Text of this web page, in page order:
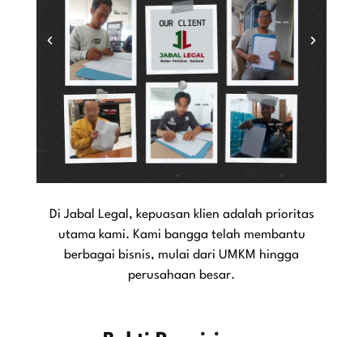
Di Jabal Legal, kepuasan klien adalah prioritas
utama kami. Kami bangga telah membantu
berbagai bisnis, mulai dari UMKM hingga
perusahaan besar.